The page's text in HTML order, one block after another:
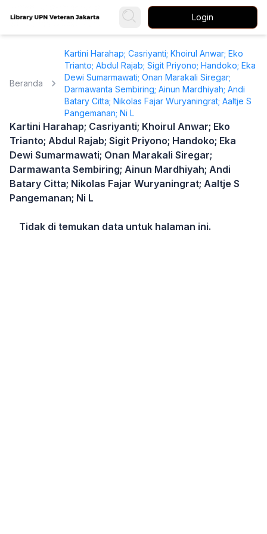
Login
Beranda
Kartini Harahap; Casriyanti; Khoirul Anwar; Eko
Trianto; Abdul Rajab; Sigit Priyono; Handoko; Eka
Dewi Sumarmawati; Onan Marakali Siregar;
Darmawanta Sembiring; Ainun Mardhiyah; Andi
Batary Citta; Nikolas Fajar Wuryaningrat; Aaltje S
Pangemanan; Ni L
Kartini Harahap; Casriyanti; Khoirul Anwar; Eko
Trianto; Abdul Rajab; Sigit Priyono; Handoko; Eka
Dewi Sumarmawati; Onan Marakali Siregar;
Darmawanta Sembiring; Ainun Mardhiyah; Andi
Batary Citta; Nikolas Fajar Wuryaningrat; Aaltje S
Pangemanan; Ni L
Tidak di temukan data untuk halaman ini.